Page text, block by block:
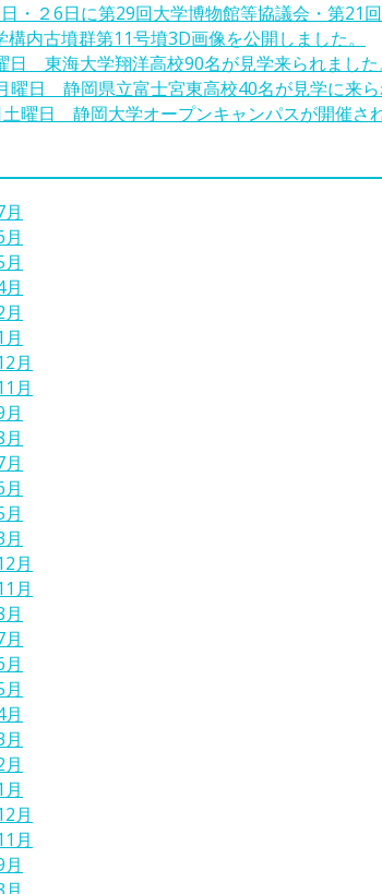
・２6日に第29回大学博物館等協議会・第21
構内古墳群第11号墳3D画像を公開しました。
日 東海大学翔洋高校90名が見学来られました
曜日 静岡県立富士宮東高校40名が見学に来ら
曜日 静岡大学オープンキャンパスが開催され
月
月
月
月
月
月